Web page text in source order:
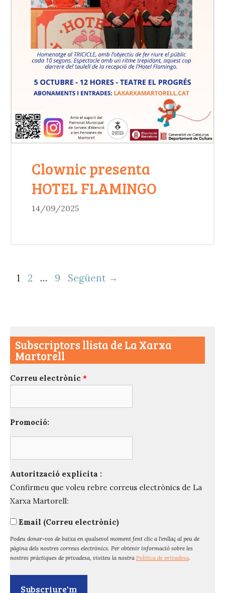
Clownic presenta
HOTEL FLAMINGO
14/09/2025
Navegació
1 2 … 9 Següent →
Subscriptors llista de La Xarxa
Martorell
Correu electrònic *
Promoció:
Autorització explícita :
Confirmeu que voleu rebre correus electrònics de La
Xarxa Martorell:
Email (Correu electrònic)
Podeu donar-vos de baixa en qualsevol moment fent clic a l'enllaç al peu de
pàgina dels nostres correus electrònics. Per obtenir informació sobre les
nostres pràctiques de privadesa, visiteu la nostra Política de privadesa.